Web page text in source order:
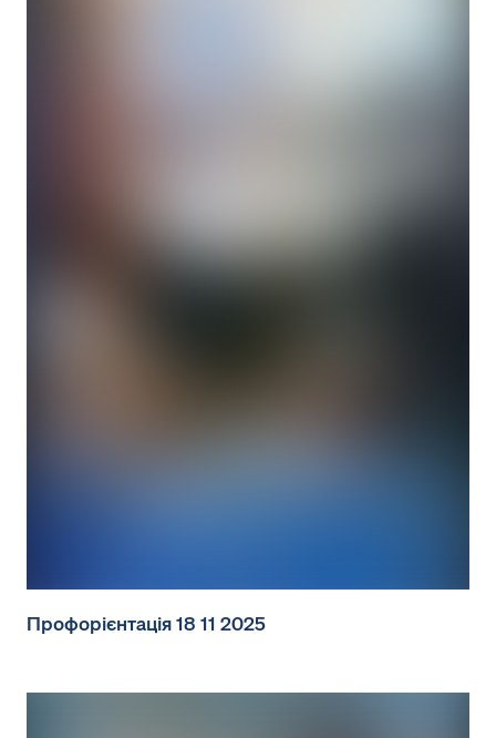
Профорієнтація 18 11 2025